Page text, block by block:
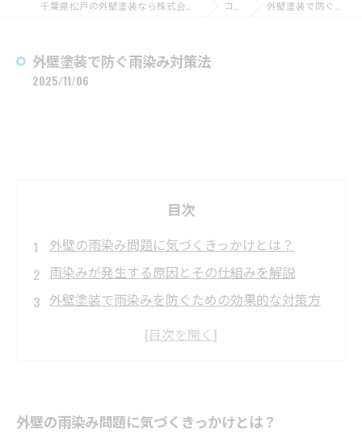
コラム 外壁塗装で防ぐ雨染み対策法
外壁塗装で防ぐ雨染み対策法
2025/11/06
目次
外壁の雨染み問題に気づくきっかけとは？
雨染みが発生する原因とその仕組みを解説
外壁塗装で雨染みを防ぐための効果的な対策方
とめ
外壁の雨染み問題に気づくきっかけとは？